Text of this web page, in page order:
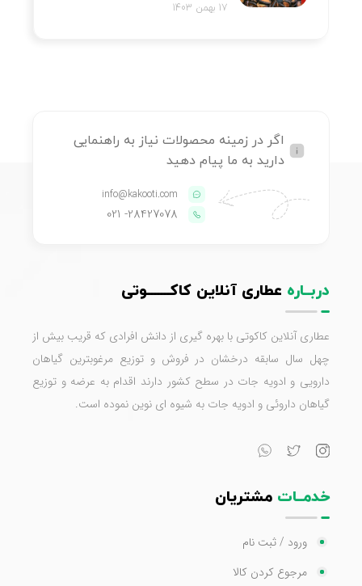
17 بهمن 1403
اگر در زمینه محصولات نیاز به راهنمایی
دارید به ما پیام دهید
info@kakooti.com
28427078
- 021
دربــاره عطاری آنلاین کاکـــــــوتی
عطاری آنلاین کاکوتی با بهره گیری از دانش افرادی که قریب بیش از
چهل سال سابقه درخشان در فروش و توزیع مرغوبترین گیاهان
دارویی و ادویه جات در سطح کشور دارند اقدام به عرضه و توزیع
گیاهان داروئی و ادویه جات به شیوه ای نوین نموده است.
خدمــات مشتریان
ورود / ثبت نام
مرجوع کردن کالا